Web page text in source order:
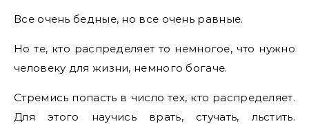
Все очень бедные, но все очень равные.
Но те, кто распределяет то немногое, что нужно
человеку для жизни, немного богаче.
Стремись попасть в число тех, кто распределяет.
Для этого научись врать, стучать, льстить.